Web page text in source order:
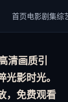
首页电影剧集综
清画质引
影时光。
免费观看